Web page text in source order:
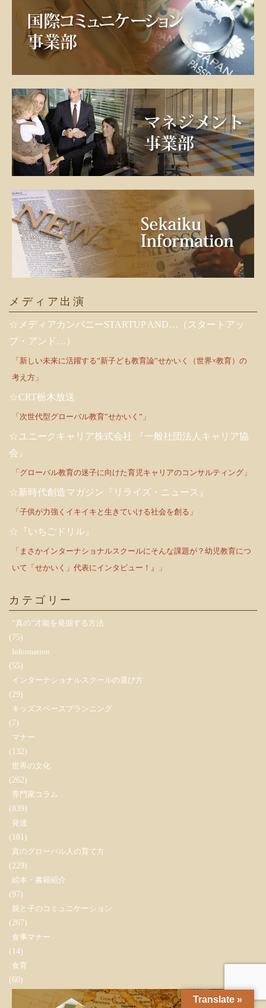
メディア出演
☆メディアカンパニーSTARTUP AND…（スタートアッ
プ・アンド…）
「新しい未来に活躍する”新子ども教育論”せかいく（世界×教育）の
考え方」
☆CRT栃木放送
「次世代型グローバル教育”せかいく”」
☆ユニークキャリア株式会社 『一般社団法人キャリア協
会』
「グローバル教育の迷子に向けた育児キャリアのコンサルティング」
☆新時代創造マガジン『リライズ・ニュース』
「子供が力強くイキイキと生きていける社会を創る」
☆『いちごドリル』
「まさかインターナショナルスクールにそんな課題が？幼児教育につ
いて「せかいく」代表にインタビュー！』」
カテゴリー
”真の”才能を発掘する方法
(75)
Information
(55)
インターナショナルスクールの選び方
(29)
キッズスペースプランニング
(7)
マナー
(132)
世界の文化
(262)
専門家コラム
(839)
発達
(181)
真のグローバル人の育て方
(229)
絵本・書籍紹介
(97)
親と子のコミュニケーション
(267)
食事マナー
(14)
食育
(60)
Translate »